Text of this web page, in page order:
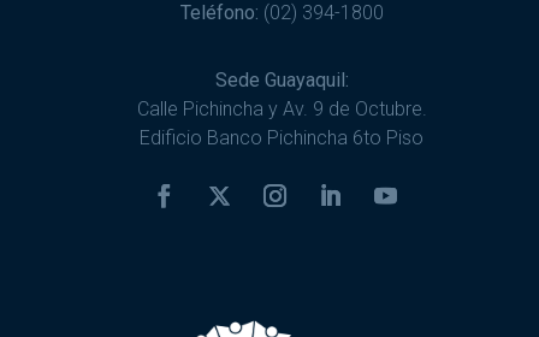
Teléfono: (02) 394-1800
Sede Guayaquil:
Calle Pichincha y Av. 9 de Octubre.
Edificio Banco Pichincha 6to Piso